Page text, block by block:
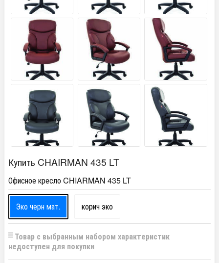
Купить CHAIRMAN 435 LT
Офисное кресло CHIARMAN 435 LT
Эко черн мат. корич эко
Товар с выбранным набором характеристик
недоступен для покупки